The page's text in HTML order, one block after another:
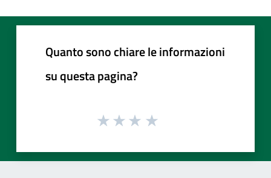
Quanto sono chiare le informazioni
su questa pagina?